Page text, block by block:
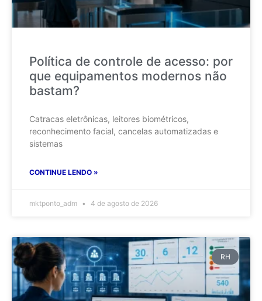
Política de controle de acesso: por
que equipamentos modernos não
bastam?
Catracas eletrônicas, leitores biométricos,
reconhecimento facial, cancelas automatizadas e
sistemas
CONTINUE LENDO »
mktponto_adm 4 de agosto de 2026
RH